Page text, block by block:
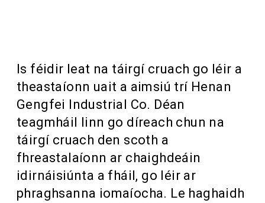
Is féidir leat na táirgí cruach go léir a
theastaíonn uait a aimsiú trí Henan
Gengfei Industrial Co. Déan
teagmháil linn go díreach chun na
táirgí cruach den scoth a
fhreastalaíonn ar chaighdeáin
idirnáisiúnta a fháil, go léir ar
phraghsanna iomaíocha. Le haghaidh